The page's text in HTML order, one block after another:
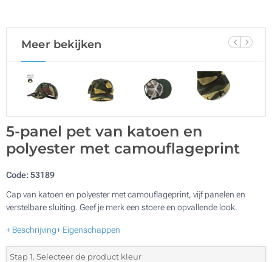
Meer bekijken
5-panel pet van katoen en
polyester met camouflageprint
Code:53189
Cap van katoen en polyester met camouflageprint, vijf panelen en
verstelbare sluiting. Geef je merk een stoere en opvallende look.
+ Beschrijving+ Eigenschappen
Stap 1. Selecteer de product kleur